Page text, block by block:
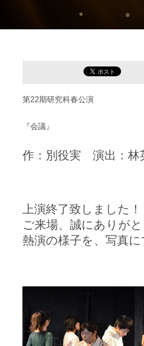
第22期研究科春公演
『会議』
作：別役実 演出：林
上演終了致しました！
ご来場、誠にありが
熱演の様子を、写真に